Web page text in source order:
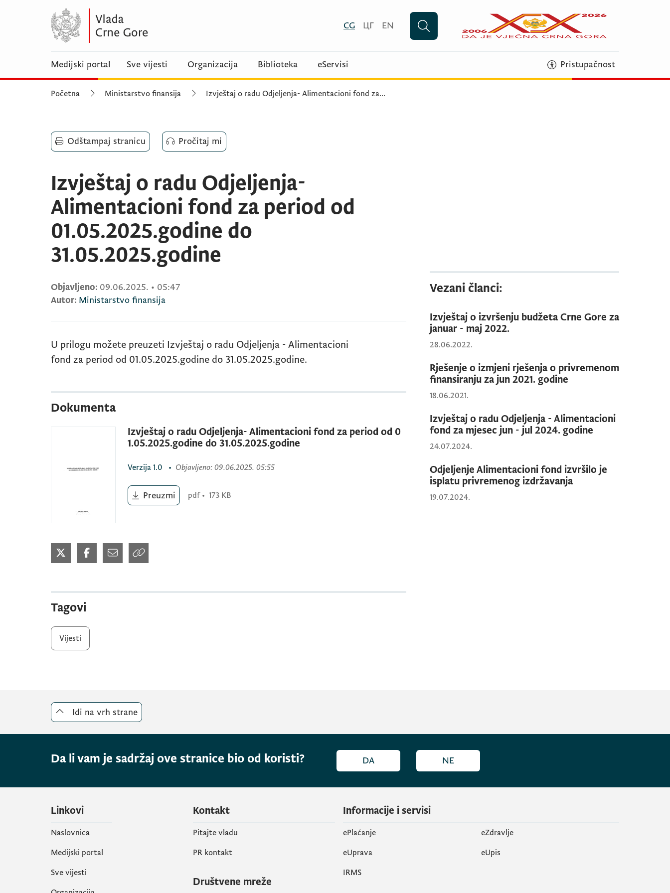
CG ЦГ EN
Medijski portal Sve vijesti Organizacija Biblioteka eServisi Pristupačnost
Početna Ministarstvo finansija Izvještaj o radu Odjeljenja- Alimentacioni fond za...
Odštampaj stranicu Pročitaj mi
Izvještaj o radu Odjeljenja-
Alimentacioni fond za period od
01.05.2025.godine do
31.05.2025.godine
Objavljeno: 09.06.2025. • 05:47
Autor: Ministarstvo finansija
U prilogu možete preuzeti Izvještaj o radu Odjeljenja - Alimentacioni
fond za period od 01.05.2025.godine do 31.05.2025.godine.
Dokumenta
Izvještaj o radu Odjeljenja- Alimentacioni fond za period od 0
1.05.2025.godine do 31.05.2025.godine
Verzija 1.0 • Objavljeno: 09.06.2025. 05:55
Preuzmi pdf • 173 KB
Tagovi
Vijesti
Vezani članci:
Izvještaj o izvršenju budžeta Crne Gore za
januar - maj 2022.
28.06.2022.
Rješenje o izmjeni rješenja o privremenom
finansiranju za jun 2021. godine
18.06.2021.
Izvještaj o radu Odjeljenja - Alimentacioni
fond za mjesec jun - jul 2024. godine
24.07.2024.
Odjeljenje Alimentacioni fond izvršilo je
isplatu privremenog izdržavanja
19.07.2024.
Idi na vrh strane
Da li vam je sadržaj ove stranice bio od koristi? DA NE
Linkovi
Naslovnica
Medijski portal
Sve vijesti
Kontakt
Pitajte vladu
PR kontakt
Društvene mreže
Informacije i servisi
ePlaćanje
eZdravlje
eUprava
еUpis
IRMS